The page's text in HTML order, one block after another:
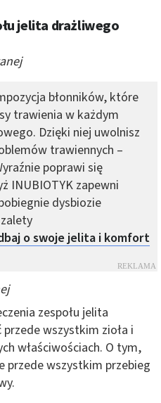
jelita drażliwego
błonników, które
trawienia w każdym
Dzięki niej uwolnisz
trawiennych –
poprawi się
INUBIOTYK zapewni
dysbiozie
o swoje jelita i komfort
zespołu jelita
wszystkim zioła i
właściwościach. O tym,
przede wszystkim przebieg